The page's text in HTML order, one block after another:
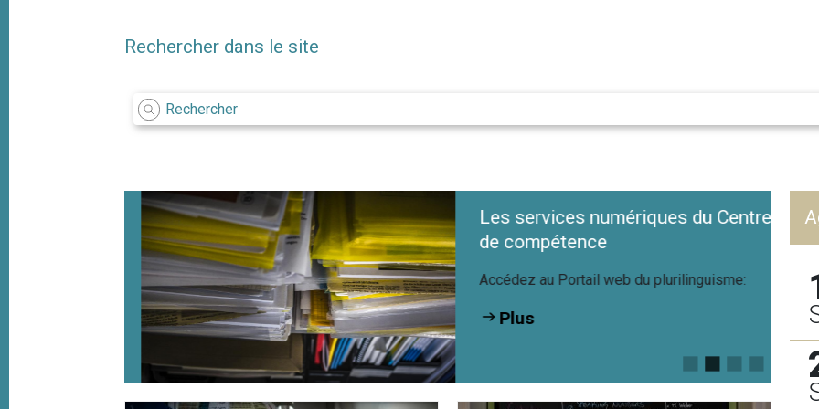
Rechercher dans le site
Les services numériques du Centre
de compétence
Accédez au Portail web du plurilinguisme:
Plus